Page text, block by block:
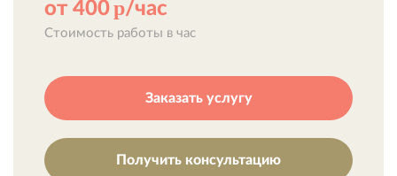
от 400р/час
Стоимость работы в час
Заказать услугу
Получить консультацию